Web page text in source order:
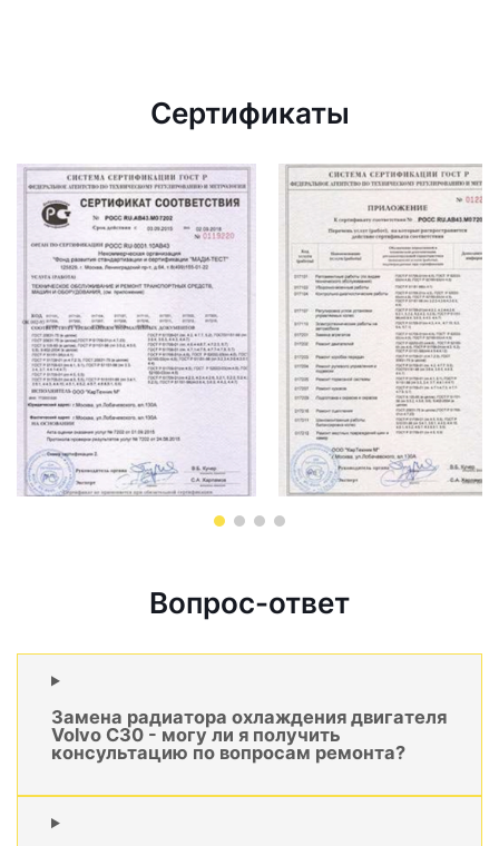
Сертификаты
Вопрос-ответ
Замена радиатора охлаждения двигателя
Volvo C30 - могу ли я получить
консультацию по вопросам ремонта?